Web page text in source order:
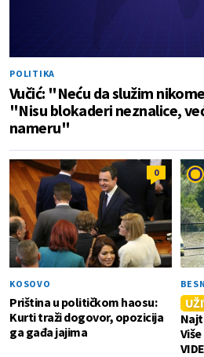
POLITIKA
Vučić: "Neću da služim
"Nisu blokaderi neznalice,
nameru"
0
KOSOVO
Priština u političkom haosu:
Kurti traži dogovor, opozicija
ga gađa jajima